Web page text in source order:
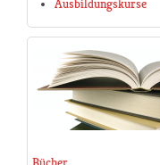
Ausbildungskurse